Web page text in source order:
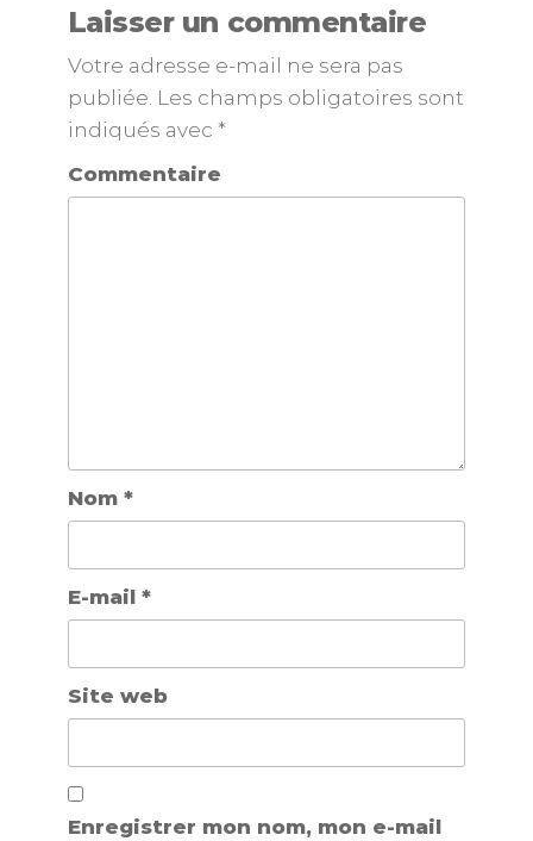
Laisser un commentaire
Votre adresse e-mail ne sera pas
publiée. Les champs obligatoires sont
indiqués avec *
Commentaire
Nom *
E-mail *
Site web
Enregistrer mon nom, mon e-mail